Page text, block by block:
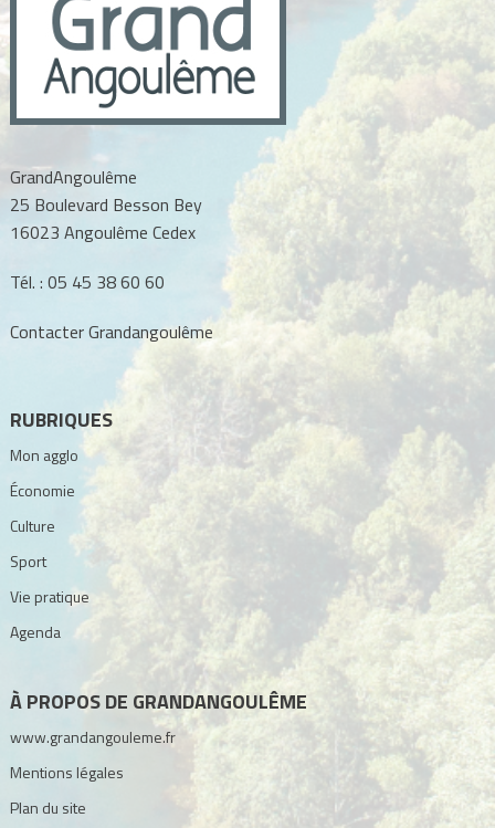
GrandAngoulême
25 Boulevard Besson Bey
16023 Angoulême Cedex
Tél. : 05 45 38 60 60
Contacter Grandangoulême
RUBRIQUES
Mon agglo
Économie
Culture
Sport
Vie pratique
Agenda
À PROPOS DE GRANDANGOULÊME
www.grandangouleme.fr
Mentions légales
Plan du site